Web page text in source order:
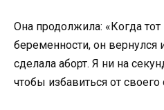
Она продолжила: «Когда
беременности, он вернулся
сделала аборт. Я ни на
чтобы избавиться от своего